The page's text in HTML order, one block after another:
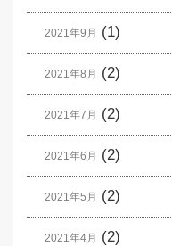
2021年9月 (1)
2021年8月 (2)
2021年7月 (2)
2021年6月 (2)
2021年5月 (2)
2021年4月 (2)